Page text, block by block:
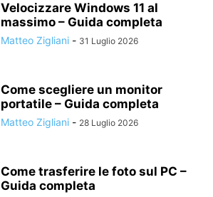
Velocizzare Windows 11 al
massimo – Guida completa
Matteo Zigliani - 31 Luglio 2026
Come scegliere un monitor
portatile – Guida completa
Matteo Zigliani - 28 Luglio 2026
Come trasferire le foto sul PC –
Guida completa